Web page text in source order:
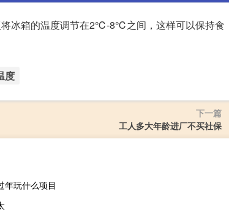
将冰箱的温度调节在2℃-8℃之间，这样可以保持食
度
下一篇
工人多大年龄进厂不买社保
年玩什么项目